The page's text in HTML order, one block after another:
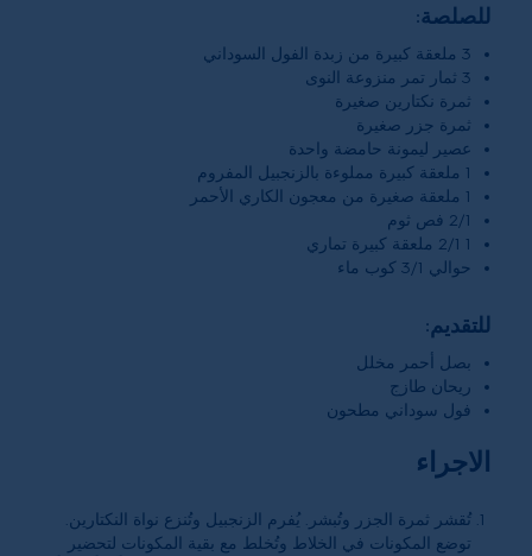
للصلصة:
3 ملعقة كبيرة من زبدة الفول السوداني
3 ثمار تمر منزوعة النوى
ثمرة نكتارين صغيرة
ثمرة جزر صغيرة
عصير ليمونة حامضة واحدة
1 ملعقة كبيرة مملوءة بالزنجبيل المفروم
1 ملعقة صغيرة من معجون الكاري الأحمر
2/1 فص ثوم
1 2/1 ملعقة كبيرة تماري
حوالي 3/1 كوب ماء
للتقديم:
بصل أحمر مخلل
ريحان طازج
فول سوداني مطحون
الاجراء
تُقشر ثمرة الجزر وتُبشر. يُفرم الزنجبيل وتُنزع نواة النكتارين.
توضع المكونات في الخلاط وتُخلط مع بقية المكونات لتحضير